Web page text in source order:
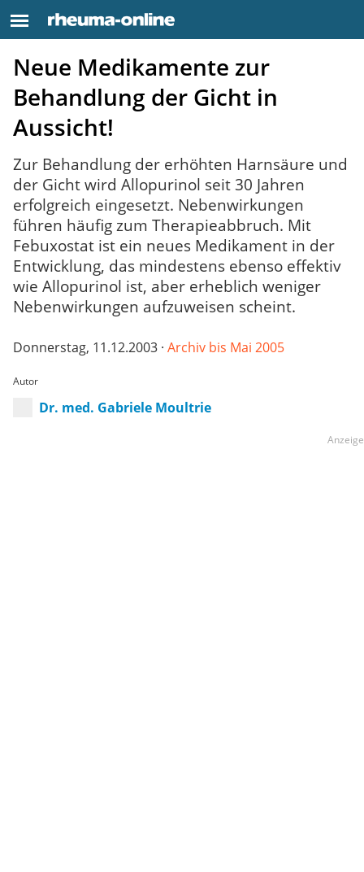
Neue Medikamente zur
Behandlung der Gicht in
Aussicht!
Zur Behandlung der erhöhten Harnsäure und
der Gicht wird Allopurinol seit 30 Jahren
erfolgreich eingesetzt. Nebenwirkungen
führen häufig zum Therapieabbruch. Mit
Febuxostat ist ein neues Medikament in der
Entwicklung, das mindestens ebenso effektiv
wie Allopurinol ist, aber erheblich weniger
Nebenwirkungen aufzuweisen scheint.
Donnerstag, 11.12.2003 · Archiv bis Mai 2005
Autor
Dr. med. Gabriele Moultrie